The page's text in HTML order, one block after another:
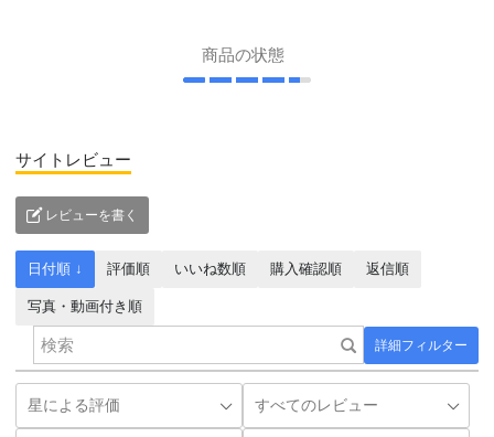
商品の状態
サイトレビュー
レビューを書く
詳細フィルター
日付順 ↓ 評価順 いいね数順 購入確認順 返信順
写真・動画付き順